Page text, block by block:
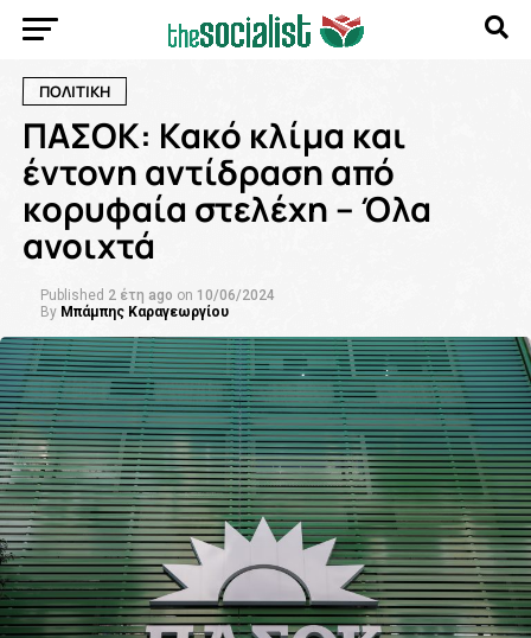
ΠΟΛΙΤΙΚΗ
ΠΑΣΟΚ: Κακό κλίμα και
έντονη αντίδραση από
κορυφαία στελέχη – Όλα
ανοιχτά
Published 2 έτη ago on 10/06/2024
By Μπάμπης Καραγεωργίου